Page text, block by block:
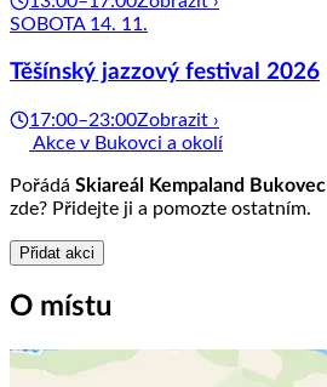
SOBOTA 14. 11.
Těšínský jazzový festival 2026
17:00–23:00Zobrazit ›
Akce v Bukovci a okolí
Pořádá Skiareál Kempaland Bukovec
zde? Přidejte ji a pomozte ostatním.
Přidat akci
O místu